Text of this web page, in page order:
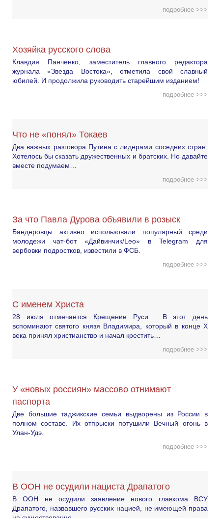
подробнее >>>
Хозяйка русского слова
Клавдия Панченко, заместитель главного редактора
журнала «Звезда Востока», отметила свой славный
юбилей. И продолжила руководить старейшим изданием!
подробнее >>>
Что не «понял» Токаев
Два важных разговора Путина с лидерами соседних стран.
Хотелось бы сказать дружественных и братских. Но давайте
вместе подумаем…
подробнее >>>
За что Павла Дурова объявили в розыск
Бандеровцы активно использовали популярный среди
молодежи чат-бот «Дайвинчик/Leo» в Telegram для
вербовки подростков, известили в ФСБ.
подробнее >>>
С именем Христа
28 июля отмечается Крещение Руси . В этот день
вспоминают святого князя Владимира, который в конце X
века принял христианство и начал крестить…
подробнее >>>
У «новых россиян» массово отнимают
паспорта
Две большие таджикские семьи выдворены из России в
полном составе. Их отпрыски потушили Вечный огонь в
Улан-Удэ.
подробнее >>>
В ООН не осудили нациста Драпатого
В ООН не осудили заявление нового главкома ВСУ
Драпатого, назвавшего русских нацией, не имеющей права